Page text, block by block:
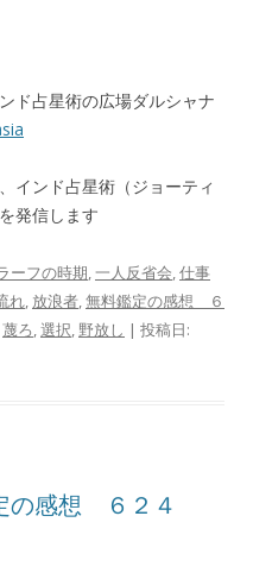
ド占星術の広場ダルシャナ
インド占星術（ジョーティ
発信します
ーフの時期,一人反省会,仕事
れ, 放浪者,無料鑑定の感想 ６
蔑ろ,選択, 野放し | 投稿日:
の感想 ６２４